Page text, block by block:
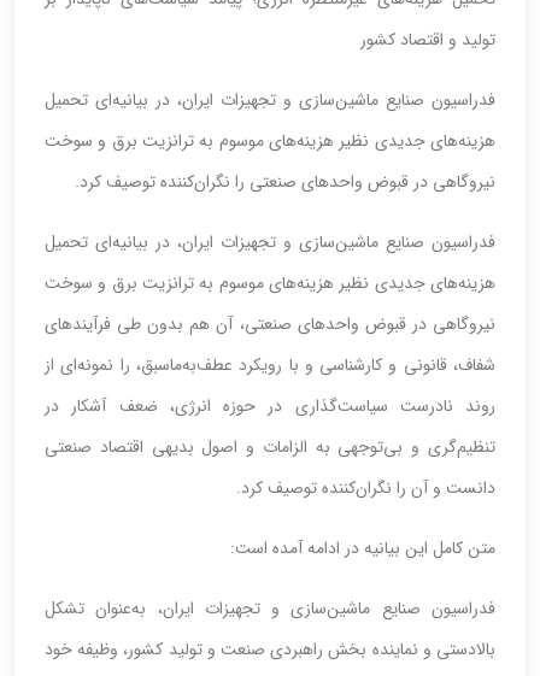
تولید و اقتصاد کشور
فدراسیون صنایع ماشین‌سازی و تجهیزات ایران، در بیانیه‌ای تحمیل
هزینه‌های جدیدی نظیر هزینه‌های موسوم به ترانزیت برق و سوخت
نیروگاهی در قبوض واحدهای صنعتی را نگران‌کننده توصیف کرد.
فدراسیون صنایع ماشین‌سازی و تجهیزات ایران، در بیانیه‌ای تحمیل
هزینه‌های جدیدی نظیر هزینه‌های موسوم به ترانزیت برق و سوخت
نیروگاهی در قبوض واحدهای صنعتی، آن هم بدون طی فرآیندهای
شفاف، قانونی و کارشناسی و با رویکرد عطف‌به‌ماسبق، را نمونه‌ای از
روند نادرست سیاست‌گذاری در حوزه انرژی، ضعف آشکار در
تنظیم‌گری و بی‌توجهی به الزامات و اصول بدیهی اقتصاد صنعتی
دانست و آن را نگران‌کننده توصیف کرد.
متن کامل این بیانیه در ادامه آمده است:
فدراسیون صنایع ماشین‌سازی و تجهیزات ایران، به‌عنوان تشکل
بالادستی و نماینده بخش راهبردی صنعت و تولید کشور، وظیفه خود